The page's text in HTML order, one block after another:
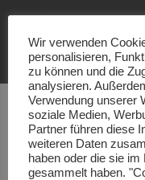
Wir verwenden
personalisieren,
zu können und die
analysieren.
Verwendung unserer
soziale Medien,
Partner führen diese
weiteren Daten
haben oder die sie
gesammelt haben.